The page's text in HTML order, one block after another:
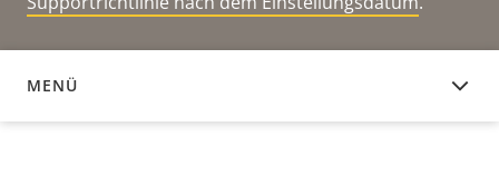
MENÜ
DOKUMENTATION